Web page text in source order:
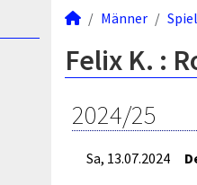
Männer
Felix K. :
2024/25
Sa, 13.07.2024